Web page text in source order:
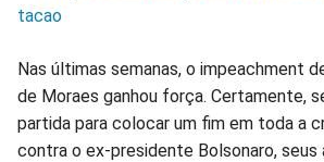
tacao
Nas últimas semanas, o impeachment
de Moraes ganhou força. Certamente,
partida para colocar um fim em toda a
contra o ex-presidente Bolsonaro, seus